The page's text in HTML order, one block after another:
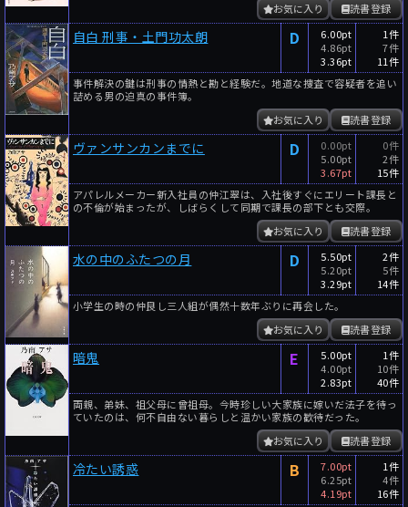
読書登録
お気に入り
自白 刑事・土門功太朗 D
6.00pt
4.86pt
3.36pt
1件
7件
11件
事件解決の鍵は刑事の情熱と勘と経験だ。地道な捜査で容疑者を追い
詰める男の迫真の事件簿。
読書登録
お気に入り
ヴァンサンカンまでに D
0.00pt
5.00pt
3.67pt
0件
2件
15件
アパレルメーカー新入社員の仲江翠は、入社後すぐにエリート課長と
の不倫が始まったが、しばらくして同期で課長の部下とも交際。
読書登録
お気に入り
水の中のふたつの月 D
5.50pt
5.20pt
3.29pt
2件
5件
14件
小学生の時の仲良し三人組が偶然十数年ぶりに再会した。
読書登録
お気に入り
暗鬼 E
5.00pt
4.00pt
2.83pt
1件
10件
40件
両親、弟妹、祖父母に曾祖母。今時珍しい大家族に嫁いだ法子を待っ
ていたのは、何不自由ない暮らしと温かい家族の歓待だった。
読書登録
お気に入り
冷たい誘惑 B
7.00pt
6.25pt
4.19pt
1件
4件
16件